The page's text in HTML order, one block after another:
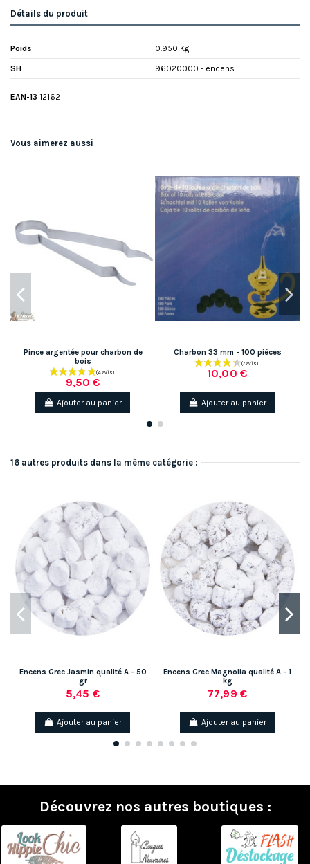
Détails du produit
Poids 0.950 Kg
SH 96020000 - encens
EAN-13 12162
Vous aimerez aussi
Pince argentée pour charbon de
bois
9,50 €
Ajouter au panier
Charbon 33 mm - 100 pièces
10,00 €
Ajouter au panier
16 autres produits dans la même catégorie :
Encens Grec Jasmin qualité A - 50
gr
5,45 €
Ajouter au panier
Encens Grec Magnolia qualité A - 1
kg
77,99 €
Ajouter au panier
Découvrez nos autres boutiques :